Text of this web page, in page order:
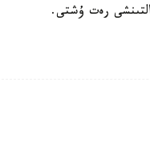
رەت ۇشتى.